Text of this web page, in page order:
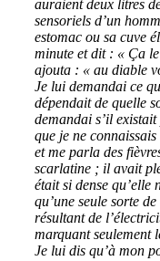
auraient deux litres
sensoriels d’un
estomac ou sa cuve
minute et dit : « Ça
ajouta : « au diable
Je lui demandai ce
dépendait de quelle
demandai s’il
que je ne
et me parla des
scarlatine ; il avait
était si dense qu’elle
qu’une seule sorte
résultant de
marquant seulement
Je lui dis qu’à mon